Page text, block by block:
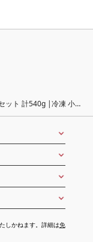
ット 計540g |冷凍 小分
しかねます。詳細は免